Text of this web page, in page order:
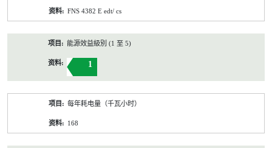
FNS 4382 E edt/ cs
能源效益級別 (1 至 5)
1
每年耗电量（千瓦小时）
168